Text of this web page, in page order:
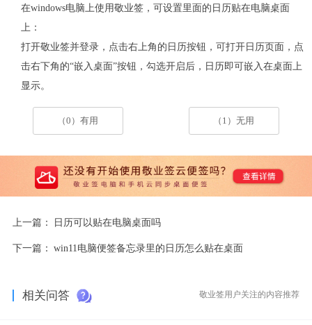
在windows电脑上使用敬业签，可设置里面的日历贴在电脑桌面
上：
打开敬业签并登录，点击右上角的日历按钮，可打开日历页面，点
击右下角的“嵌入桌面”按钮，勾选开启后，日历即可嵌入在桌面上
显示。
（0）有用 （1）无用
上一篇： 日历可以贴在电脑桌面吗
下一篇： win11电脑便签备忘录里的日历怎么贴在桌面
相关问答 敬业签用户关注的内容推荐